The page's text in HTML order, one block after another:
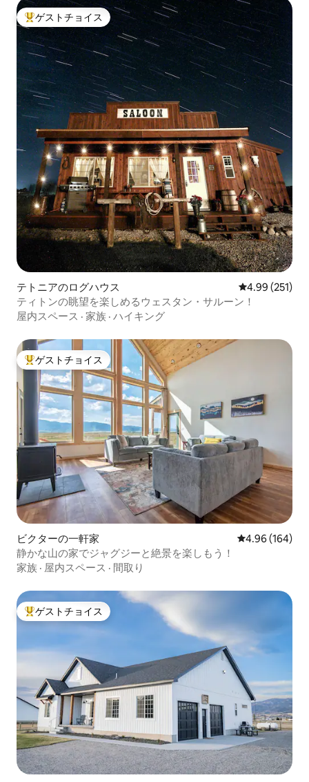
大好評のゲストチョイスです。
ゲストチョイス
テトニアのログハウス レビュー251
4.99 (251)
ティトンの眺望を楽しめるウェスタン・サルーン！
屋内スペース · 家族 · ハイキング
大好評のゲストチョイスです。
ゲストチョイス
ビクターの一軒家 レビュー164
4.96 (164)
静かな山の家でジャグジーと絶景を楽しもう！
家族 · 屋内スペース · 間取り
大好評のゲストチョイスです。
ゲストチョイス